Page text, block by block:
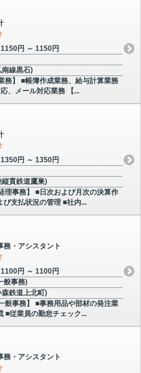
円 ～ 1150円
線黒石)
務】 ■帳簿作成業務、給与計算業務
、メール対応業務 【...
円 ～ 1350円
貫鉄道鷹巣)
理事務】 ■日次および月次の決算作
び支払状況の管理 ■社内...
務・アシスタント
円 ～ 1100円
般事務)
鉄道上北町)
般事務】 ■事務用品や部材の発注業
■従業員の勤怠チェック...
務・アシスタント